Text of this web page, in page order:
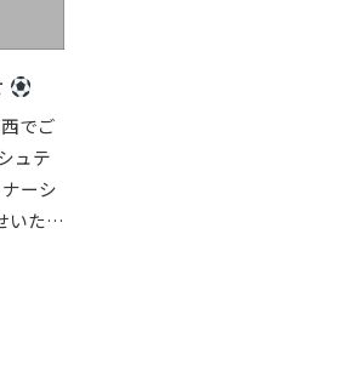
でご
ュテ
ーシ
いたし